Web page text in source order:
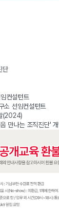
단
컨설턴트
소 선임컨설턴트
(2024)
만나는 조직진단'